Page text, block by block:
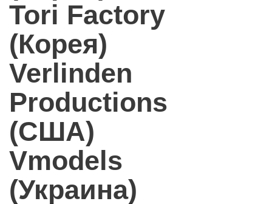
Tori Factory
(Корея)
Verlinden
Productions
(США)
Vmodels
(Украина)